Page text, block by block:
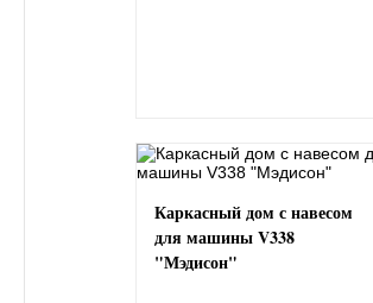
Каркасный дом с навесом
для машины V338
"Мэдисон"